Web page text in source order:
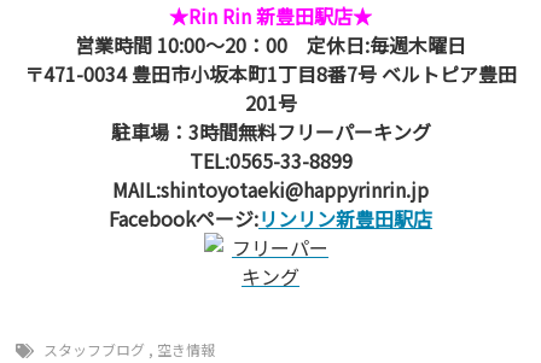
★Rin Rin 新豊田駅店★
営業時間 10:00～20：00 定休日:毎週木曜日
〒471-0034 豊田市小坂本町1丁目8番7号 ベルトピア豊田
201号
駐車場：3時間無料フリーパーキング
TEL:0565-33-8899
MAIL:shintoyotaeki@happyrinrin.jp
Facebookページ:リンリン新豊田駅店
スタッフブログ , 空き情報